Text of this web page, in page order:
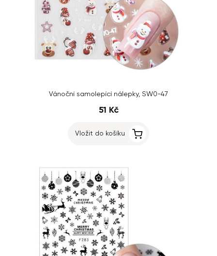
Vánoční samolepící nálepky, SW0-47
51 Kč
Vložit do košíku